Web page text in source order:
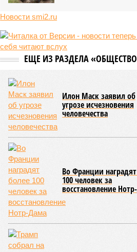
Новости smi2.ru
ЕЩЕ ИЗ РАЗДЕЛА
Илон Маск заявил об
угрозе исчезновения
человечества
Во Франции
100 человек за
восстановление